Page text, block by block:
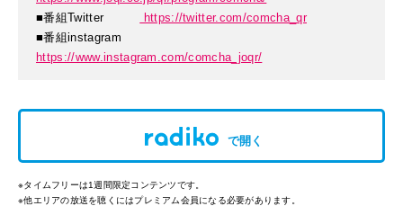
■番組Twitter
https://twitter.com/comcha_qr
■番組instagram
https://www.instagram.com/comcha_joqr/
で開く
※タイムフリーは1週間限定コンテンツです。
※他エリアの放送を聴くにはプレミアム会員になる必要があります。